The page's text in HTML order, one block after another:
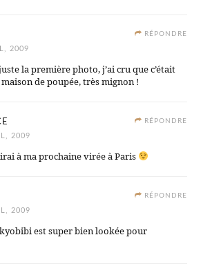
RÉPONDRE
2009
la première photo, j’ai cru que c’était
de poupée, très mignon !
RÉPONDRE
2009
à ma prochaine virée à Paris
RÉPONDRE
2009
est super bien lookée pour